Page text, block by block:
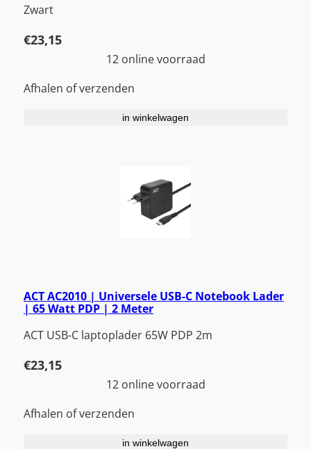
Zwart
€23,15
12 online voorraad
Afhalen of verzenden
in winkelwagen
ACT AC2010 | Universele USB-C Notebook Lader
| 65 Watt PDP | 2 Meter
ACT USB-C laptoplader 65W PDP 2m
€23,15
12 online voorraad
Afhalen of verzenden
in winkelwagen